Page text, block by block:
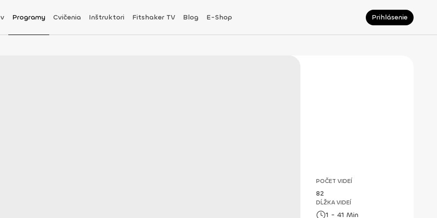
Programy Cvičenia Inštruktori Fitshaker TV Blog E-Shop Prihlásenie
POČET VIDEÍ
82
DĹŽKA VIDEÍ
1 - 41 Min